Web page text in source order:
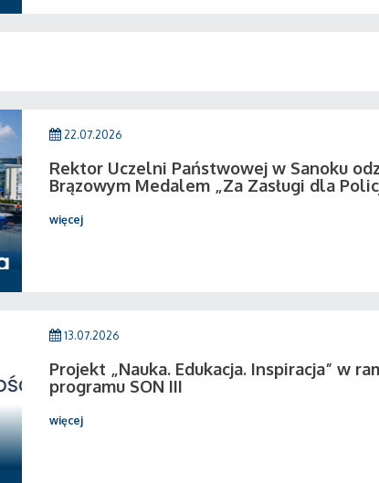
22.07.2026
Rektor Uczelni Państwowej w Sanoku
Brązowym Medalem „Za Zasługi dla
więcej
13.07.2026
Projekt „Nauka. Edukacja. Inspiracja” w
programu SON III
więcej